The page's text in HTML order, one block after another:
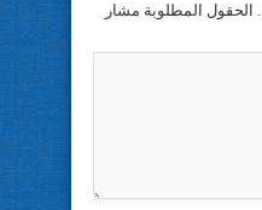
. الحقول المطلوبة مشار